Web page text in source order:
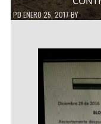
PDENERO 25, 2017BY